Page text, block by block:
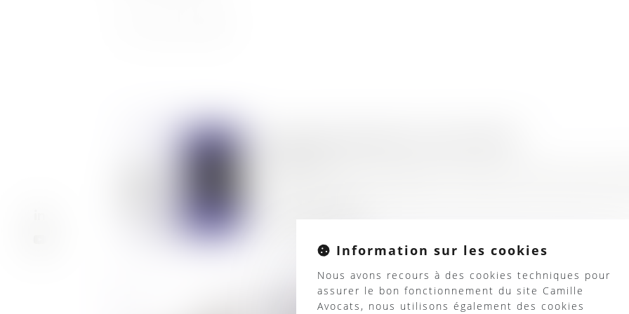
[REPLAY WEBINAIRE] Sécurisez vos
Information sur les cookies
Nous avons recours à des cookies techniques pour
assurer le bon fonctionnement du site Camille
Avocats, nous utilisons également des cookies